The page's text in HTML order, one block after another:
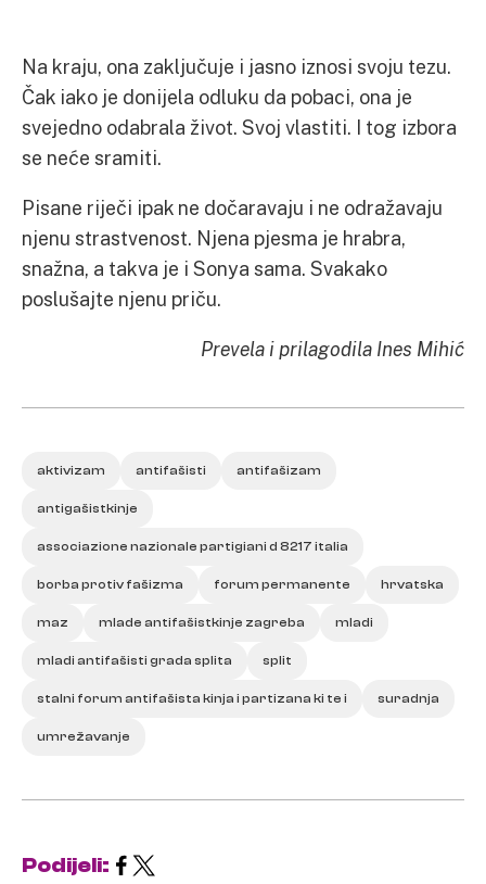
Na kraju, ona zaključuje i jasno iznosi svoju tezu.
Čak iako je donijela odluku da pobaci, ona je
svejedno odabrala život. Svoj vlastiti. I tog izbora
se neće sramiti.
Pisane riječi ipak ne dočaravaju i ne odražavaju
njenu strastvenost. Njena pjesma je hrabra,
snažna, a takva je i Sonya sama. Svakako
poslušajte njenu priču.
Prevela i prilagodila Ines Mihić
aktivizam antifašisti antifašizam
antigašistkinje
associazione nazionale partigiani d 8217 italia
borba protiv fašizma forum permanente hrvatska
maz mlade antifašistkinje zagreba mladi
mladi antifašisti grada splita split
stalni forum antifašista kinja i partizana ki te i suradnja
umrežavanje
Podijeli: